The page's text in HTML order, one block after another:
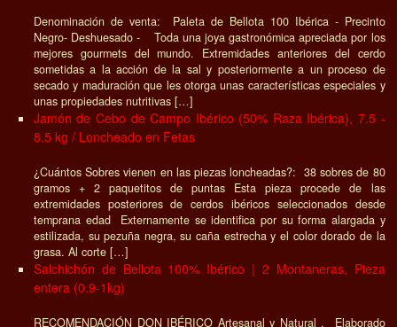
Denominación de venta: Paleta de Bellota 100 Ibérica - Precinto
Negro- Deshuesado - Toda una joya gastronómica apreciada por los
mejores gourmets del mundo. Extremidades anteriores del cerdo
sometidas a la acción de la sal y posteriormente a un proceso de
secado y maduración que les otorga unas características especiales y
unas propiedades nutritivas […]
Jamón de Cebo de Campo Ibérico (50% Raza Ibérica), 7.5 -
8.5 kg / Loncheado en Fetas
¿Cuántos Sobres vienen en las piezas loncheadas?: 38 sobres de 80
gramos + 2 paquetitos de puntas Esta pieza procede de las
extremidades posteriores de cerdos ibéricos seleccionados desde
temprana edad Externamente se identifica por su forma alargada y
estilizada, su pezuña negra, su caña estrecha y el color dorado de la
grasa. Al corte […]
Salchichón de Bellota 100% Ibérico | 2 Montaneras, Pieza
entera (0.9-1kg)
RECOMENDACIÓN DON IBÉRICO Artesanal y Natural , Elaborado